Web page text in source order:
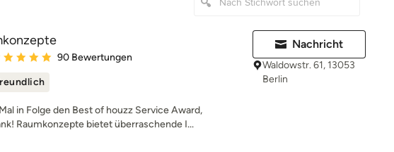
Bewertung: 5 von 5 Sternen
90 Bewertungen
in Folge den Best of houzz Service Award,
Raumkonzepte bietet überraschende I...
Nachricht
Waldowstr. 61, 13053
Berlin